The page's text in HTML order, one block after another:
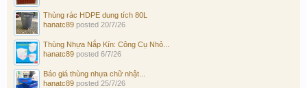
Thùng rác HDPE dung tích 80L
hanatc89 posted 20/7/26
Thùng Nhựa Nắp Kín: Công Cụ Nhỏ...
hanatc89 posted 6/7/26
Báo giá thùng nhựa chữ nhật...
hanatc89 posted 25/7/26